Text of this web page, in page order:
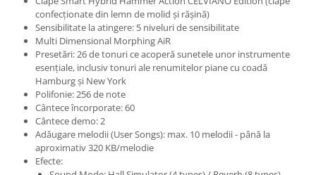
Controllere MIDI - USB DAW
Genti pentru DJ
Mixere DJ
Platane DJ
Samplere si controllere
Stative si pupitre DJ
Cabluri si conectori
Cabluri adaptoare, cabluri Y
Cabluri audio
confecționate din lemn de molid și rășină)
Sensibilitate la atingere: 5 niveluri de sensibilitate
Multi Dimensional Morphing AiR
Presetări: 26 de tonuri ce acoperă sunetele unor instrumente
esențiale, inclusiv tonuri ale renumitelor piane cu coadă
Hamburg și New York
Polifonie: 256 de note
Cântece încorporate: 60
Cântece demo: 2
Adăugare melodii (User Songs): max. 10 melodii - până la
aproximativ 320 KB/melodie
Efecte: